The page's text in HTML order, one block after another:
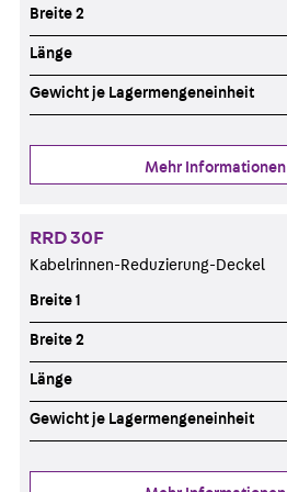
Breite 2
Länge
Gewicht je Lagermengeneinheit
Mehr Informationen
RRD 30F
Kabelrinnen-Reduzierung-Deckel
Breite 1
Breite 2
Länge
Gewicht je Lagermengeneinheit